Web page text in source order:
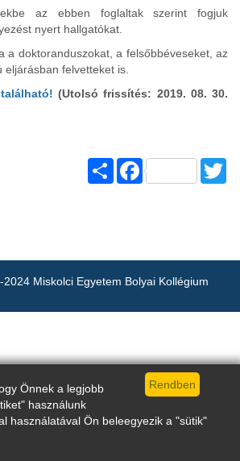
Önnek a legjobb
használunk
használatával Ön beleegyezik a "sütik"
az ebben foglaltak szerint fogjuk
nyert hallgatókat.
a doktoranduszokat, a felsőbbéveseket, az
felvetteket is.
(Utolsó frissítés: 2019. 08. 30.
Share Facebook
Miskolci Egyetem Bolyai Kollégium